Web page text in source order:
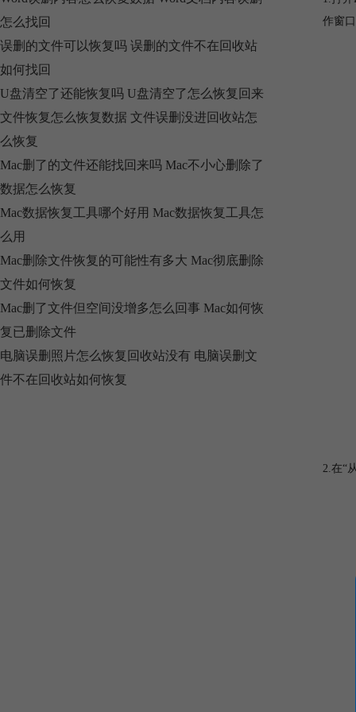
怎么找回
误删的文件可以恢复吗 误删的文件不在回收站
如何找回
U盘清空了还能恢复吗 U盘清空了怎么恢复回来
文件恢复怎么恢复数据 文件误删没进回收站怎
么恢复
Mac删了的文件还能找回来吗 Mac不小心删除了
数据怎么恢复
Mac数据恢复工具哪个好用 Mac数据恢复工具怎
么用
Mac删除文件恢复的可能性有多大 Mac彻底删除
文件如何恢复
Mac删了文件但空间没增多怎么回事 Mac如何恢
复已删除文件
电脑误删照片怎么恢复回收站没有 电脑误删文
件不在回收站如何恢复
作窗
2.在“